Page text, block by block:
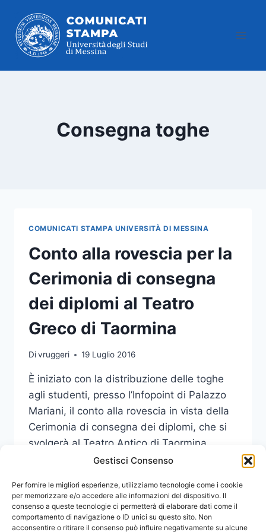
Gestisci Consenso
Per fornire le migliori esperienze, utilizziamo tecnologie come i cookie
per memorizzare e/o accedere alle informazioni del dispositivo. Il
consenso a queste tecnologie ci permetterà di elaborare dati come il
comportamento di navigazione o ID unici su questo sito. Non
acconsentire o ritirare il consenso può influire negativamente su alcune
contenuto
Consegna toghe
COMUNICATI STAMPA UNIVERSITÀ DI MESSINA
Conto alla rovescia per la
Cerimonia di consegna
dei diplomi al Teatro
Greco di Taormina
Divruggeri 19 Luglio 2016
È iniziato con la distribuzione delle toghe
agli studenti, presso l’Infopoint di Palazzo
Mariani, il conto alla rovescia in vista della
Cerimonia di consegna dei diplomi, che si
svolgerà al Teatro Antico di Taormina
lunedì 25 luglio, a partire dalle 20,15.
LEGGI DI PIÙCONTO
ALLA
ROVESCIA
PER